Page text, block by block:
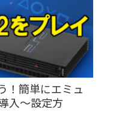
！簡単にエミュ
入～設定方